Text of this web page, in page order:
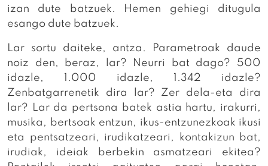
izan dute batzuek. Hemen gehiegi ditugula
esango dute batzuek.
Lar sortu daiteke, antza. Parametroak daude
noiz den, beraz, lar? Neurri bat dago? 500
idazle, 1.000 idazle, 1.342 idazle?
Zenbatgarrenetik dira lar? Zer dela-eta dira
lar? Lar da pertsona batek astia hartu, irakurri,
musika, bertsoak entzun, ikus-entzunezkoak ikusi
eta pentsatzeari, irudikatzeari, kontakizun bat,
irudiak, ideiak berbekin asmatzeari ekitea?